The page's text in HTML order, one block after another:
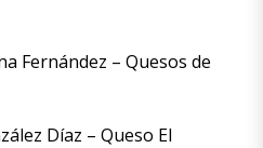
Fernández – Quesos de
Díaz – Queso El